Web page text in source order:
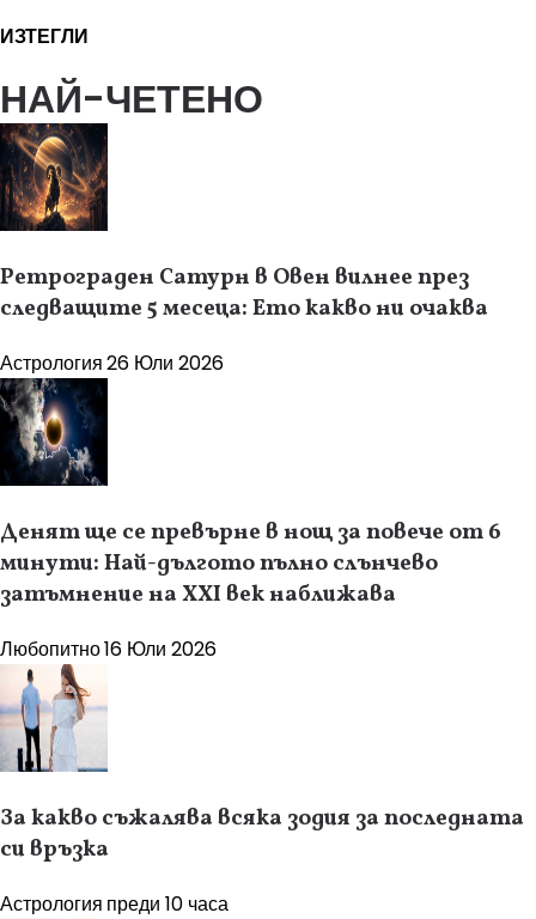
ИЗТЕГЛИ
НАЙ-ЧЕТЕНО
Ретрограден Сатурн в Овен вилнее през
следващите 5 месеца: Ето какво ни очаква
Астрология26 Юли 2026
Денят ще се превърне в нощ за повече от 6
минути: Най-дългото пълно слънчево
затъмнение на XXI век наближава
Любопитно16 Юли 2026
За какво съжалява всяка зодия за последната
си връзка
Астрология преди 10 часа